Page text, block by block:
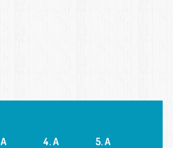
4. A 5. A